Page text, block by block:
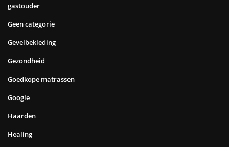
gastouder
Geen categorie
Gevelbekleding
Gezondheid
Goedkope matrassen
Google
Haarden
Healing